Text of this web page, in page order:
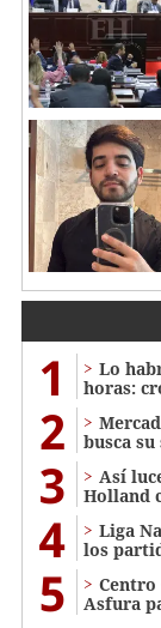
1
Lo
horas:
2
busca
3
Así
Holland
4
Liga
los
5
Asfura